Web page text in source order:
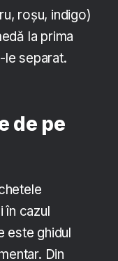
roșu, indigo)
la prima
le separat.
de pe
în cazul
este ghidul
Din